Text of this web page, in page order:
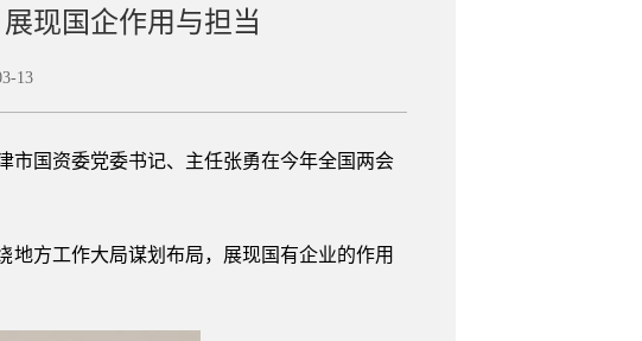
现国企作用与担当
13
国资委党委书记、主任张勇在今年全国两会
方工作大局谋划布局，展现国有企业的作用